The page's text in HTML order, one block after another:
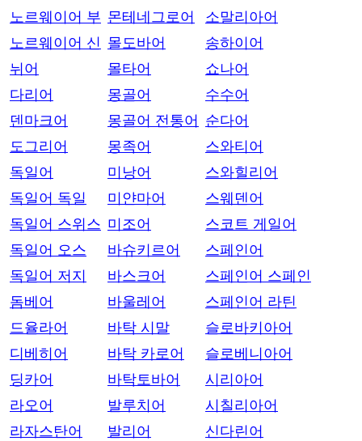
노르웨이어 부
노르웨이어 신
뉘어
다리어
덴마크어
도그리어
독일어
독일어 독일
독일어 스위스
독일어 오스
독일어 저지
돔베어
드율라어
디베히어
딩카어
라오어
라자스탄어
몬테네그로어
몰도바어
몰타어
몽골어
몽골어 전통어
몽족어
미낭어
미얀마어
미조어
바슈키르어
바스크어
바울레어
바탁 시말
바탁 카로어
바탁토바어
발루치어
발리어
소말리아어
송하이어
쇼나어
수수어
순다어
스와티어
스와힐리어
스웨덴어
스코트 게일어
스페인어
스페인어 스페인
스페인어 라틴
슬로바키아어
슬로베니아어
시리아어
시칠리아어
신다린어